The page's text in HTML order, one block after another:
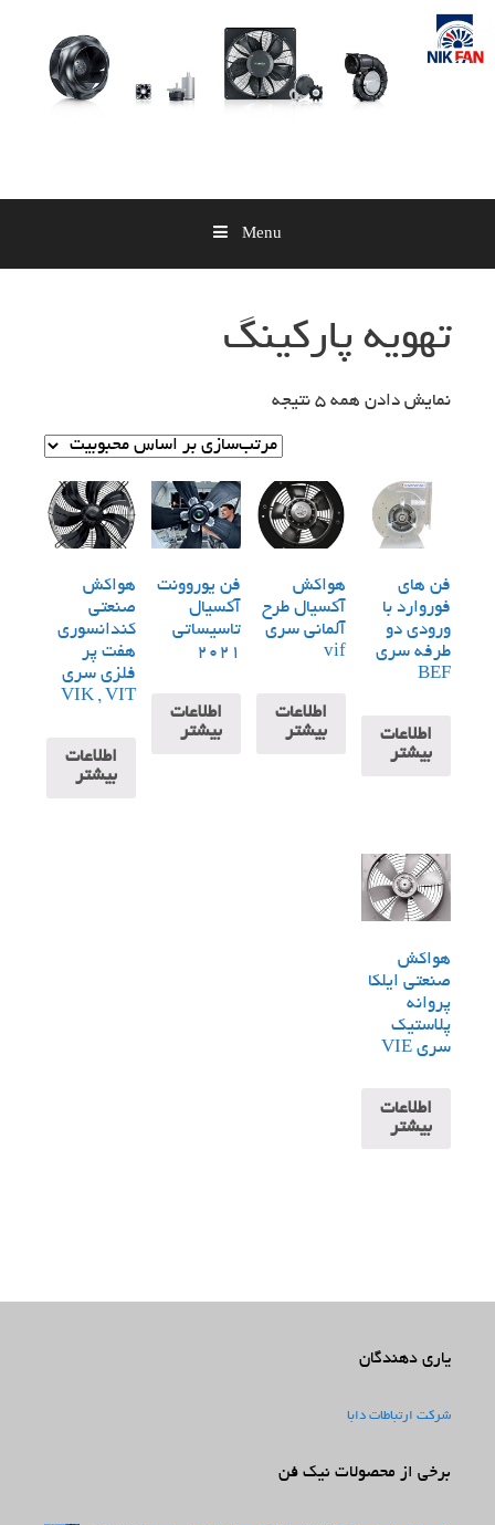
Skip
content
Menu
تهویه پارکینگ
نمایش دادن همه 5 نتیجه
فن های
فوروارد با
ورودی دو
طرفه سری
BEF
اطلاعات
بیشتر
هواکش
آکسیال طرح
آلمانی سری
vif
اطلاعات
بیشتر
فن یوروونت
آکسیال
تاسیساتی
2021
اطلاعات
بیشتر
هواکش
صنعتی
کندانسوری
هفت پر
فلزی سری
VIK , VIT
اطلاعات
بیشتر
هواکش
صنعتی ایلکا
پروانه
پلاستیک
سری VIE
اطلاعات
بیشتر
یاری دهندگان
شرکت ارتباطات دابا
برخی از محصولات نیک فن